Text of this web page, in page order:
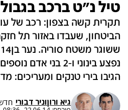
טיל נ"ט ברכב
תקרית קשה בצפון: רכב של
הביטחון, שעבדו באזור תל
נפצע בינוני ו-2 בני
הגיבו בירי טנקים ומעריכים:
גיא ורוןוניר דבורי